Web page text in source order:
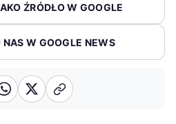
ŹRÓDŁO W GOOGLE
NAS W GOOGLE NEWS